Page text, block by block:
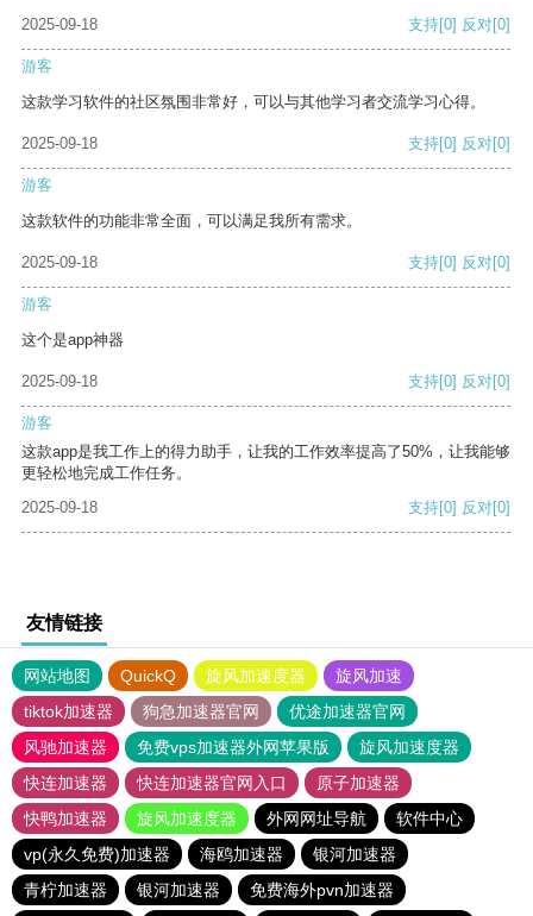
2025-09-18 支持[0] 反对[0]
游客
这款学习软件的社区氛围非常好，可以与其他学习者交流学习心得。
2025-09-18 支持[0] 反对[0]
游客
这款软件的功能非常全面，可以满足我所有需求。
2025-09-18 支持[0] 反对[0]
游客
这个是app神器
2025-09-18 支持[0] 反对[0]
游客
这款app是我工作上的得力助手，让我的工作效率提高了50%，让我能够
更轻松地完成工作任务。
2025-09-18
支持[0] 反对[0]
友情链接
网站地图 QuickQ 旋风加速度器
旋风加速
tiktok加速器
狗急加速器官网
优途加速器官网
风驰加速器
免费vps加速器外网苹果版
旋风加速度器
快连加速器
快连加速器官网入口
原子加速器
快鸭加速器
旋风加速度器 外网网址导航
软件中心
vp(永久免费)加速器
海鸥加速器
银河加速器
青柠加速器
银河加速器 免费海外pvn加速器